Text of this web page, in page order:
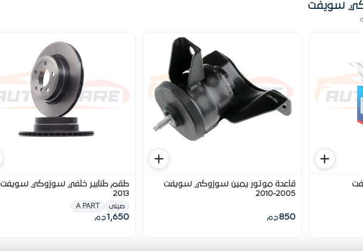
سويفت
قاعدة موتور يمين سوزوكي سويفت
2005-2010
850 ج.م
طقم طنابير خلفي سوزوكي سويفت
2013
صينى A PART
1,650ج.م